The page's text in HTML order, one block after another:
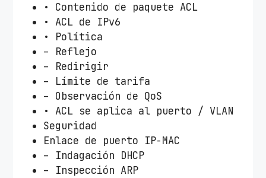
• Contenido de paquete ACL
• ACL de IPv6
• Política
– Reflejo
– Redirigir
– Límite de tarifa
– Observación de QoS
• ACL se aplica al puerto / VLAN
Seguridad
Enlace de puerto IP-MAC
– Indagación DHCP
– Inspección ARP